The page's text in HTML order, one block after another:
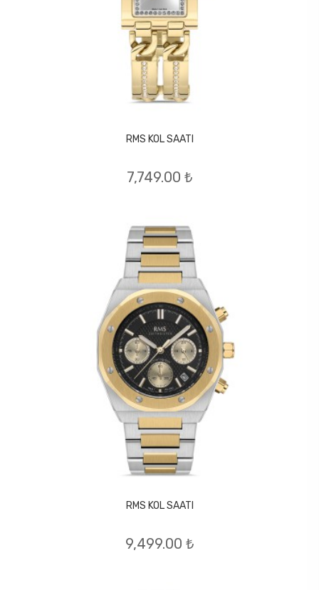
RMS KOL SAATI
7,749.00 ₺
RMS KOL SAATI
9,499.00 ₺